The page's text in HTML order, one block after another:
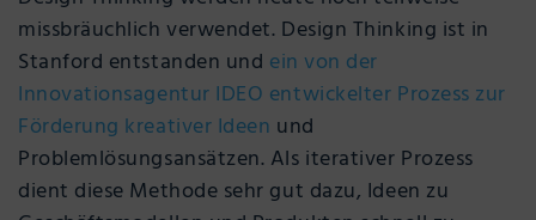
missbräuchlich verwendet. Design Thinking ist in
Stanford entstanden und ein von der
Innovationsagentur IDEO entwickelter Prozess zur
Förderung kreativer Ideen und
Problemlösungsansätzen. Als iterativer Prozess
dient diese Methode sehr gut dazu, Ideen zu